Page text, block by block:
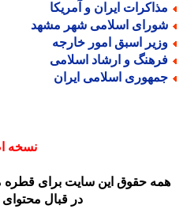
ایران و آمریکا
اسلامی شهر مشهد
اسبق امور خارجه
و ارشاد اسلامی
اسلامی ایران
نسخه
حقوق این سایت برای قطره
در قبال محتوای